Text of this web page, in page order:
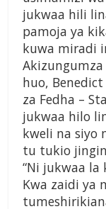
jukwaa hili
pamoja ya
kuwa miradi
huo,
za Fedha –
jukwaa hilo
kweli na siyo
tu tukio
“Ni jukwaa
Kwa zaidi ya